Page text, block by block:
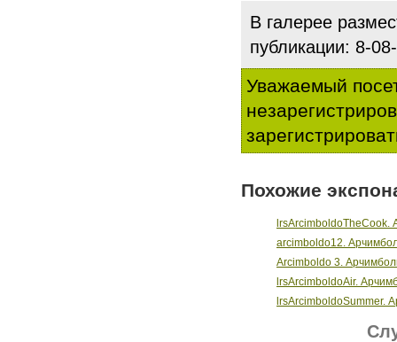
В галерее
публикации: 8-
Уважаемый
Похожие
lrsArcimboldoTheCook.
arcimboldo12.
Arcimboldo 3.
lrsArcimboldoAir.
lrsArcimboldoSummer.